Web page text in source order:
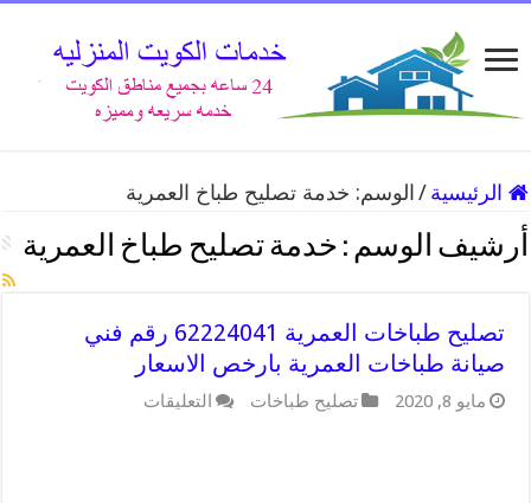
الرئيسية / الوسم: خدمة تصليح طباخ العمرية
أرشيف الوسم : خدمة تصليح طباخ العمرية
تصليح طباخات العمرية 62224041 رقم فني
صيانة طباخات العمرية بارخص الاسعار
مايو 8, 2020 تصليح طباخات التعليقات